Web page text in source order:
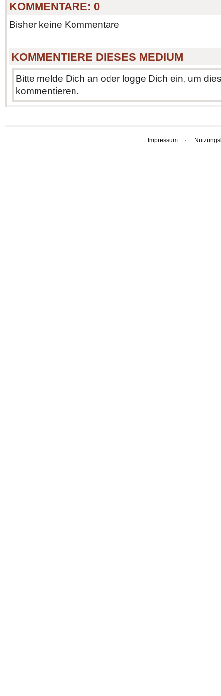
KOMMENTARE:0
Bisher keine Kommentare
KOMMENTIERE DIESES MEDIUM
Bitte melde Dich an oder logge Dich ein, um
kommentieren.
Impressum ·